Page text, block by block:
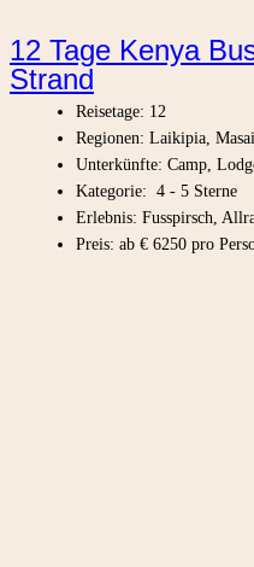
12 Tage Kenya
Strand
Reisetage: 12
Regionen: Laikipia,
Unterkünfte: Camp,
Kategorie: 4 - 5 Sterne
Erlebnis: Fusspirsch,
Preis: ab € 6250 pro